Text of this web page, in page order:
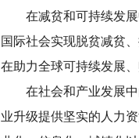
在减贫和可持续发
国际社会实现脱贫减贫
在助力全球可持续发展、
在社会和产业发展
业升级提供坚实的人力